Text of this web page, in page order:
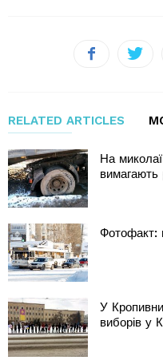
RELATED ARTICLES
На
вимагають
Фотофакт:
У
виборів